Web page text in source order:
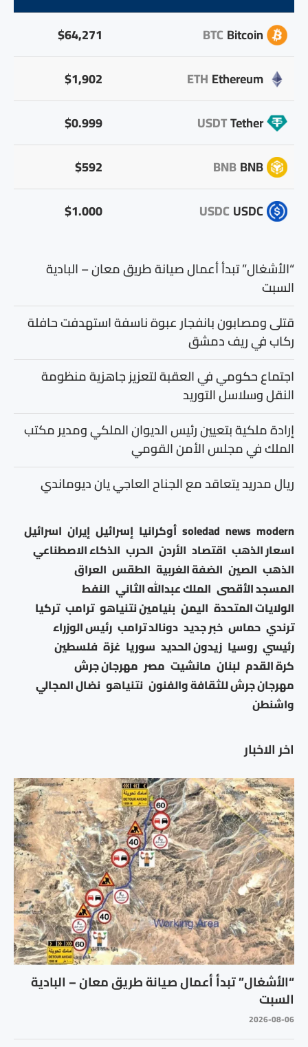
اخر الاخبار
“الأشغال” تبدأ أعمال صيانة طريق معان – البادية
السبت
2026-08-06
Bitcoin
BTC
$64,271
Ethereum
ETH
$1,902
Tether
USDT
$0.999
BNB
BNB
$592
USDC
USDC
$1.000
“الأشغال” تبدأ أعمال صيانة طريق معان – البادية
السبت
قتلى ومصابون بانفجار عبوة ناسفة استهدفت حافلة
ركاب في ريف دمشق
اجتماع حكومي في العقبة لتعزيز جاهزية منظومة
النقل وسلاسل التوريد
إرادة ملكية بتعيين رئيس الديوان الملكي ومدير مكتب
الملك في مجلس الأمن القومي
ريال مدريد يتعاقد مع الجناح العاجي يان ديوماندي
modern
news
soledad أوكرانيا إسرائيل إيران اسرائيل
اسعار الذهب اقتصاد الأردن الحرب الذكاء الاصطناعي
الذهب الصين الضفة الغربية الطقس العراق
المسجد الأقصى الملك عبدالله الثاني النفط
الولايات المتحدة اليمن بنيامين نتنياهو ترامب تركيا
ترندي حماس خبر جديد دونالد ترامب رئيس الوزراء
رئيسي روسيا زيدون الحديد سوريا غزة فلسطين
كرة القدم لبنان مانشيت مصر مهرجان جرش
مهرجان جرش للثقافة والفنون نتنياهو نضال المجالي
واشنطن